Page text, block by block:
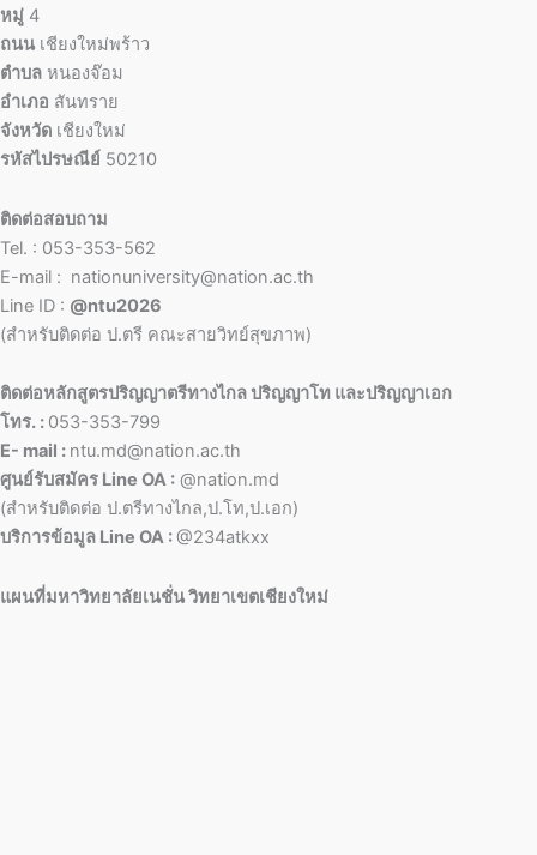
หมู่ 4
ถนน เชียงใหม่พร้าว
ตำบล หนองจ๊อม
อำเภอ สันทราย
จังหวัด เชียงใหม่
รหัสไปรษณีย์ 50210
ติดต่อสอบถาม
Tel. : 053-353-562
E-mail : nationuniversity@nation.ac.th
Line ID : @ntu2026
(สำหรับติดต่อ ป.ตรี คณะสายวิทย์สุขภาพ)
ติดต่อหลักสูตรปริญญาตรีทางไกล ปริญญาโท และปริญญาเอก
โทร. : 053-353-799
E- mail : ntu.md@nation.ac.th
ศูนย์รับสมัคร Line OA : @nation.md
(สำหรับติดต่อ ป.ตรีทางไกล,ป.โท,ป.เอก)
บริการข้อมูล Line OA :@234atkxx
แผนที่มหาวิทยาลัยเนชั่น วิทยาเขตเชียงใหม่